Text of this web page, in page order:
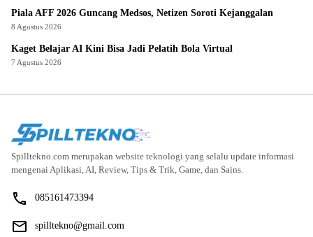
Piala AFF 2026 Guncang Medsos, Netizen Soroti Kejanggalan
8 Agustus 2026
Kaget Belajar AI Kini Bisa Jadi Pelatih Bola Virtual
7 Agustus 2026
Spilltekno.com merupakan website teknologi yang selalu update informasi
mengenai Aplikasi, AI, Review, Tips & Trik, Game, dan Sains.
085161473394
spilltekno@gmail.com